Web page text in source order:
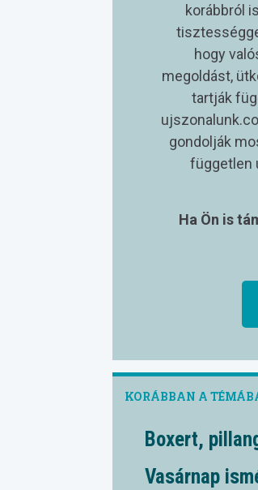
korábbról
hogy
megoldást,
tartják
gondolják
független
Ha Ön is
Boxert,
Vasárnap